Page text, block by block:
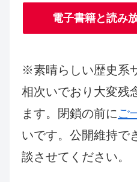
電子書籍と読み
※素晴らしい歴史系
相次いでおり大変残
ます。閉鎖の前にご
いです。公開維持で
談させてください。